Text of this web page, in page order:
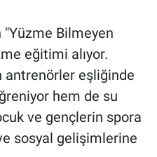
Bilmeyen
eğitimi alıyor.
antrenörler eşliğinde
hem de su
ve gençlerin spora
sosyal gelişimlerine